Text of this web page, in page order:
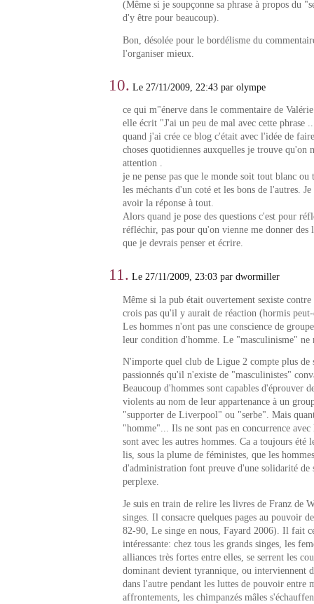
(Même si je soupçonne sa phrase à propos du
d'y être pour beaucoup).
Bon, désolée pour le bordélisme du
l'organiser mieux.
10. Le 27/11/2009, 22:43 par olympe
ce qui m"énerve dans le commentaire de
elle écrit "J'ai un peu de mal avec cette phrase
quand j'ai crée ce blog c'était avec l'idée de
choses quotidiennes auxquelles je trouve qu'on
attention .
je ne pense pas que le monde soit tout blanc
les méchants d'un coté et les bons de l'autres. Je
avoir la réponse à tout.
Alors quand je pose des questions c'est pour
réfléchir, pas pour qu'on vienne me donner des
que je devrais penser et écrire.
11. Le 27/11/2009, 23:03 par dwormiller
Même si la pub était ouvertement sexiste contre
crois pas qu'il y aurait de réaction (hormis
Les hommes n'ont pas une conscience de
leur condition d'homme. Le "masculinisme" ne
N'importe quel club de Ligue 2 compte plus de
passionnés qu'il n'existe de "masculinistes"
Beaucoup d'hommes sont capables d'éprouver
violents au nom de leur appartenance à un
"supporter de Liverpool" ou "serbe". Mais
"homme"... Ils ne sont pas en concurrence
sont avec les autres hommes. Ca a toujours été
lis, sous la plume de féministes, que les
d'administration font preuve d'une solidarité de
perplexe.
Je suis en train de relire les livres de Franz de
singes. Il consacre quelques pages au pouvoir
82-90, Le singe en nous, Fayard 2006). Il fait
intéressante: chez tous les grands singes, les
alliances très fortes entre elles, se serrent les
dominant devient tyrannique, ou interviennent
dans l'autre pendant les luttes de pouvoir entre
affrontements, les chimpanzés mâles